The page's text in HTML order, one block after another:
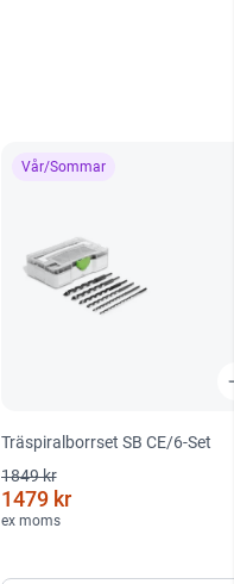
Vår/Sommar
Träspiralborrset SB CE/6-Set
1849 kr
1479 kr
ex moms